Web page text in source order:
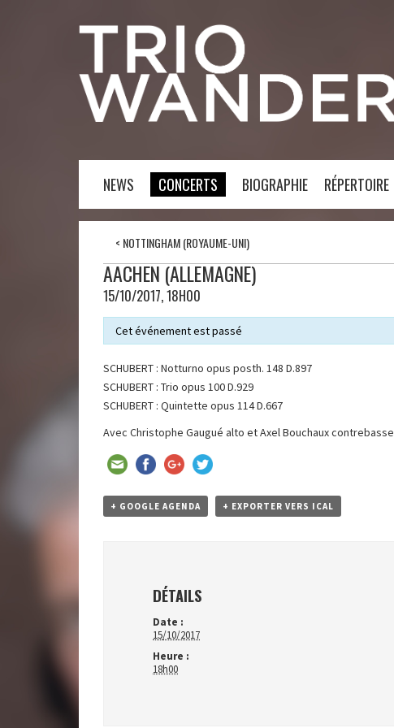
NEWS CONCERTS BIOGRAPHIE RÉPERTOIRE
< NOTTINGHAM (ROYAUME-UNI)
AACHEN (ALLEMAGNE)
15/10/2017, 18H00
Cet événement est passé
SCHUBERT : Notturno opus posth. 148 D.897
SCHUBERT : Trio opus 100 D.929
SCHUBERT : Quintette opus 114 D.667
Avec Christophe Gaugué alto et Axel Bouchaux contrebasse
+ GOOGLE AGENDA + EXPORTER VERS ICAL
DÉTAILS
Date :
15/10/2017
Heure :
18h00